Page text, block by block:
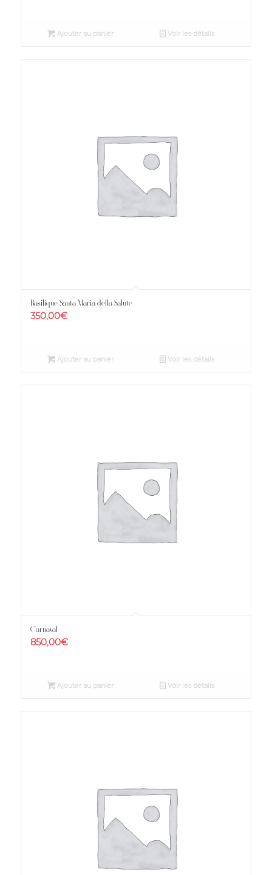
Ajouter au panier Voir les détails
Basilique Santa Maria della Salute
350,00€
Ajouter au panier Voir les détails
Carnaval
850,00€
Ajouter au panier Voir les détails